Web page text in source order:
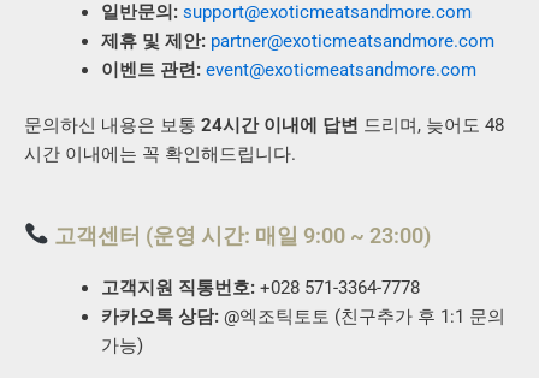
일반문의: support@exoticmeatsandmore.com
제휴 및 제안: partner@exoticmeatsandmore.com
이벤트 관련: event@exoticmeatsandmore.com
문의하신 내용은 보통 24시간 이내에 답변 드리며, 늦어도 48
시간 이내에는 꼭 확인해드립니다.
고객센터 (운영 시간: 매일 9:00 ~ 23:00)
고객지원 직통번호:+028 571-3364-7778
카카오톡 상담:@엑조틱토토 (친구추가 후 1:1 문의
가능)